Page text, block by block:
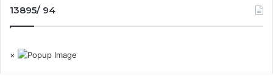
13895/ 94
×